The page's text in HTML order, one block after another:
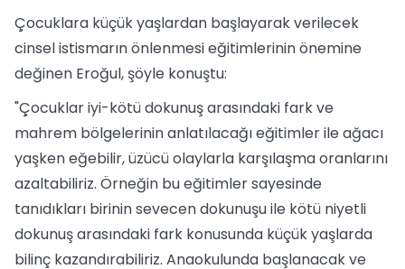
Çocuklara küçük yaşlardan başlayarak verilecek
cinsel istismarın önlenmesi eğitimlerinin önemine
değinen Eroğul, şöyle konuştu:
"Çocuklar iyi-kötü dokunuş arasındaki fark ve
mahrem bölgelerinin anlatılacağı eğitimler ile ağacı
yaşken eğebilir, üzücü olaylarla karşılaşma oranlarını
azaltabiliriz. Örneğin bu eğitimler sayesinde
tanıdıkları birinin sevecen dokunuşu ile kötü niyetli
dokunuş arasındaki fark konusunda küçük yaşlarda
bilinç kazandırabiliriz. Anaokulunda başlanacak ve